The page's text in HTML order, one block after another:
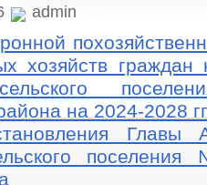
admin
хозяйств граждан
на 2024-2028
Главы